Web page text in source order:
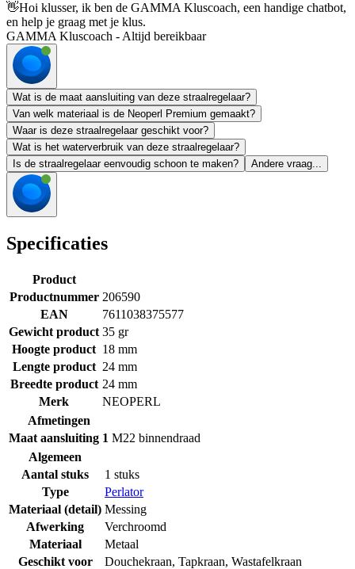
👋Hoi klusser, ik ben de GAMMA Kluscoach, een handige chatbot,
en help je graag met je klus.
GAMMA Kluscoach - Altijd bereikbaar
Wat is de maat aansluiting van deze straalregelaar?
Van welk materiaal is de Neoperl Premium gemaakt?
Waar is deze straalregelaar geschikt voor?
Wat is het waterverbruik van deze straalregelaar?
Is de straalregelaar eenvoudig schoon te maken?
Andere vraag...
Specificaties
Product
Productnummer 206590
EAN
7611038375577
Gewicht product 35 gr
Hoogte product 18 mm
Lengte product 24 mm
Breedte product 24 mm
Merk
NEOPERL
Afmetingen
Maat aansluiting 1 M22 binnendraad
Algemeen
Aantal stuks
1 stuks
Type
Perlator
Materiaal (detail) Messing
Afwerking
Verchroomd
Materiaal
Metaal
Geschikt voor
Douchekraan, Tapkraan, Wastafelkraan